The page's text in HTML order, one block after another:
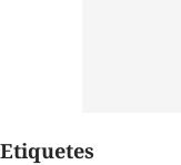
Etiquetes